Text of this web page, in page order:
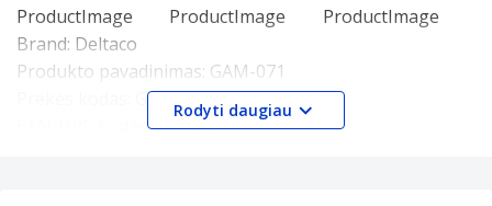
Brand: Deltaco
Produkto pavadinimas: GAM-071
GAM-071
EAN/UPC kodas:7333048039958
Rodyti daugiau